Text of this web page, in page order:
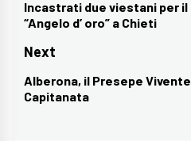
articoli
Previous
post:
Incastrati due viestani per
“Angelo d’ oro” a Chieti
Next
Next
post:
Alberona, il Presepe
Capitanata